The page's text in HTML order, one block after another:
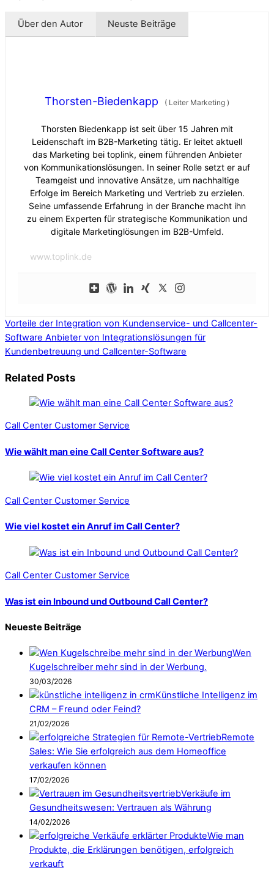
Über den Autor Neuste Beiträge
Thorsten-Biedenkapp ( Leiter Marketing )
Thorsten Biedenkapp ist seit über 15 Jahren mit
Leidenschaft im B2B-Marketing tätig. Er leitet aktuell
das Marketing bei toplink, einem führenden Anbieter
von Kommunikationslösungen. In seiner Rolle setzt er auf
Teamgeist und innovative Ansätze, um nachhaltige
Erfolge im Bereich Marketing und Vertrieb zu erzielen.
Seine umfassende Erfahrung in der Branche macht ihn
zu einem Experten für strategische Kommunikation und
digitale Marketinglösungen im B2B-Umfeld.
www.toplink.de
Vorteile der Integration von Kundenservice- und Callcenter-
Software Anbieter von Integrationslösungen für
Kundenbetreuung und Callcenter-Software
Related Posts
Call Center Customer Service
Wie wählt man eine Call Center Software aus?
Call Center Customer Service
Wie viel kostet ein Anruf im Call Center?
Call Center Customer Service
Was ist ein Inbound und Outbound Call Center?
Neueste Beiträge
Wen
Kugelschreiber mehr sind in der Werbung.
30/03/2026
Künstliche Intelligenz im
CRM – Freund oder Feind?
21/02/2026
Remote
Sales: Wie Sie erfolgreich aus dem Homeoffice
verkaufen können
17/02/2026
Verkäufe im
Gesundheitswesen: Vertrauen als Währung
14/02/2026
Wie man
Produkte, die Erklärungen benötigen, erfolgreich
verkauft